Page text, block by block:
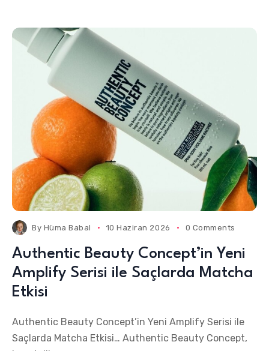
By Hüma Babal 10 Haziran 2026 0 Comments
Authentic Beauty Concept’in Yeni
Amplify Serisi ile Saçlarda Matcha
Etkisi
Authentic Beauty Concept’in Yeni Amplify Serisi ile
Saçlarda Matcha Etkisi… Authentic Beauty Concept,